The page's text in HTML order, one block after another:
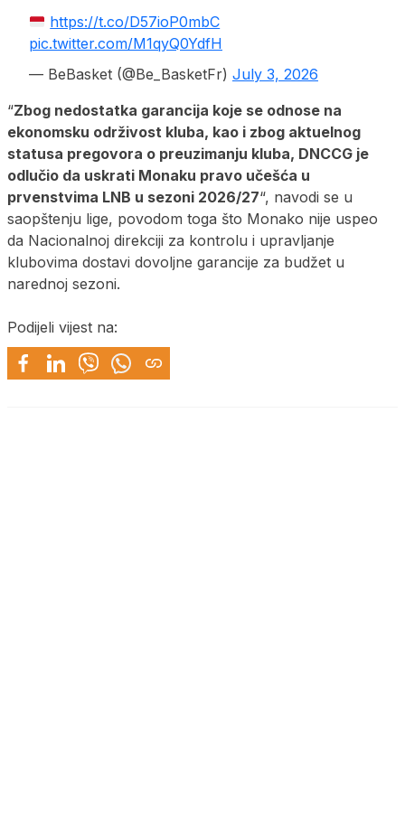
https://t.co/D57ioP0mbC
pic.twitter.com/M1qyQ0YdfH
— BeBasket (@Be_BasketFr) July 3, 2026
“Zbog nedostatka garancija koje se odnose na
ekonomsku održivost kluba, kao i zbog aktuelnog
statusa pregovora o preuzimanju kluba, DNCCG je
odlučio da uskrati Monaku pravo učešća u
prvenstvima LNB u sezoni 2026/27“, navodi se u
saopštenju lige, povodom toga što Monako nije uspeo
da Nacionalnoj direkciji za kontrolu i upravljanje
klubovima dostavi dovoljne garancije za budžet u
narednoj sezoni.
Podijeli vijest na: